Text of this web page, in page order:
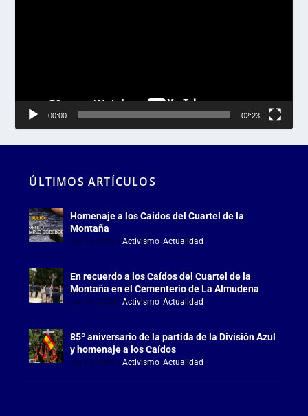
00:00 02:23
ÚLTIMOS ARTÍCULOS
Homenaje a los Caídos del Cuartel de la
Montaña
Jul 18, 2026 |Activismo,Actualidad
En recuerdo a los Caídos del Cuartel de la
Montaña en el Cementerio de La Almudena
Jul 18, 2026 |Activismo,Actualidad
85º aniversario de la partida de la División Azul
y homenaje a los Caídos
Jul 15, 2026 |Activismo,Actualidad